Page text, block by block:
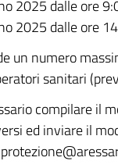
2025 dalle ore
2025 dalle ore
un numero
sanitari
compilare il
ed inviare il